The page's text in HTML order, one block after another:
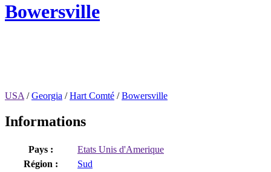
Bowersville
USA /Georgia /Hart Comté /Bowersville
Informations
Pays :
Etats Unis d'Amerique
Région :
Sud